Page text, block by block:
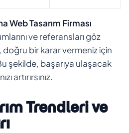
Web Tasarım Firması
ve referansları göz
bir karar vermeniz için
şekilde, başarıya ulaşacak
artırırsınız.
Trendleri ve